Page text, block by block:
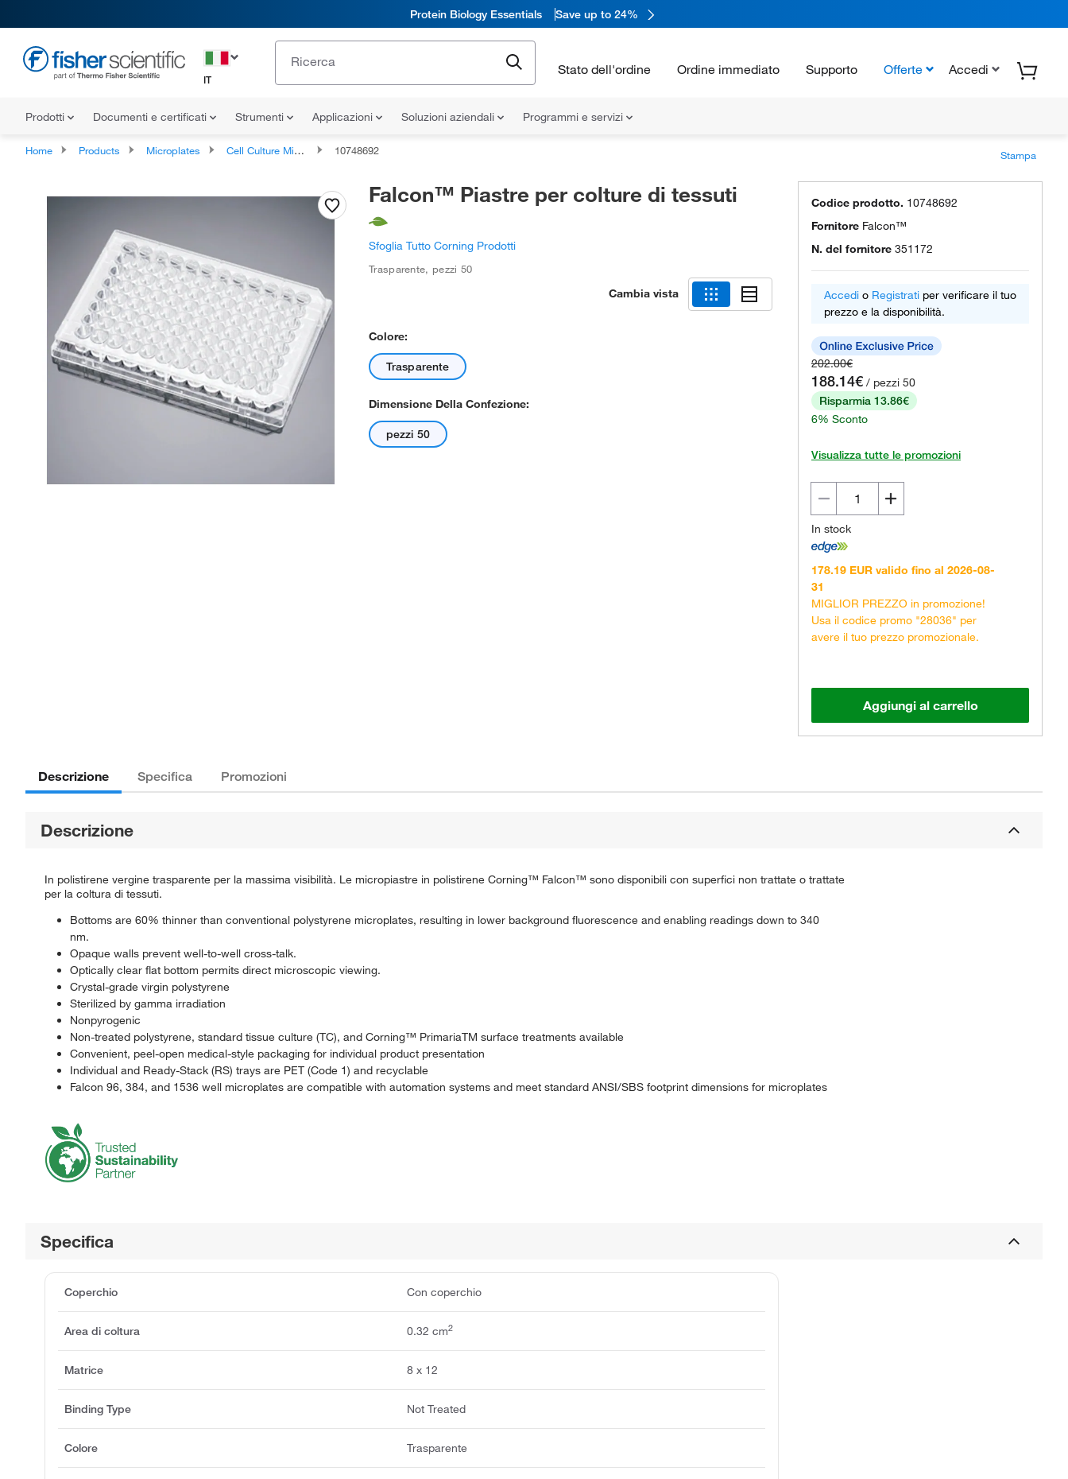
Protein Biology Essentials Save up to 24%
IT
Stato dell'ordine Ordine immediato Supporto Offerte Accedi
Prodotti Documenti e certificati Strumenti Applicazioni Soluzioni aziendali Programmi e servizi
Home Products Microplates Cell Culture Microplates 10748692 Stampa
Falcon™ Piastre per colture di tessuti
Sfoglia Tutto Corning Prodotti
Trasparente, pezzi 50
Cambia vista
Colore:
Trasparente
Dimensione Della Confezione:
pezzi 50
Codice prodotto. 10748692
Fornitore Falcon™
N. del fornitore 351172
Accedi o Registrati per verificare il tuo
prezzo e la disponibilità.
202.00€
188.14€ / pezzi 50
Risparmia 13.86€
6% Sconto
Visualizza tutte le promozioni
In stock
178.19 EUR valido fino al 2026-08-
31
MIGLIOR PREZZO in promozione!
Usa il codice promo "28036" per
avere il tuo prezzo promozionale.
Aggiungi al carrello
Descrizione Specifica Promozioni
Descrizione
In polistirene vergine trasparente per la massima visibilità. Le micropiastre in polistirene Corning™ Falcon™ sono disponibili con superfici non trattate o trattate
per la coltura di tessuti.
Bottoms are 60% thinner than conventional polystyrene microplates, resulting in lower background fluorescence and enabling readings down to 340
nm.
Opaque walls prevent well-to-well cross-talk.
Optically clear flat bottom permits direct microscopic viewing.
Crystal-grade virgin polystyrene
Sterilized by gamma irradiation
Nonpyrogenic
Non-treated polystyrene, standard tissue culture (TC), and Corning™ PrimariaTM surface treatments available
Convenient, peel-open medical-style packaging for individual product presentation
Individual and Ready-Stack (RS) trays are PET (Code 1) and recyclable
Falcon 96, 384, and 1536 well microplates are compatible with automation systems and meet standard ANSI/SBS footprint dimensions for microplates
Specifica
Coperchio Con coperchio
Area di coltura 0.32 cm2
Matrice 8 x 12
Binding Type Not Treated
Colore Trasparente